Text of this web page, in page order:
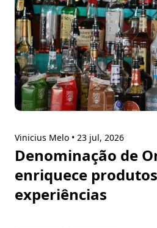
Vinicius Melo • 23 jul, 2026
Denominação de
enriquece
experiências